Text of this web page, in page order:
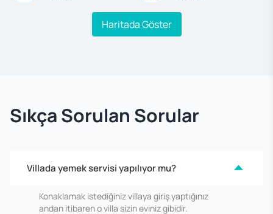
Haritada Göster
Sıkça Sorulan Sorular
Villada yemek servisi yapılıyor mu?
Konaklamak istediğiniz villaya giriş yaptığınız
andan itibaren o villa sizin eviniz gibidir.